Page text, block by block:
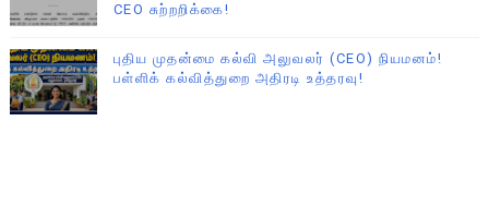
CEO சுற்றறிக்கை!
புதிய முதன்மை கல்வி அலுவலர் (CEO) நியமனம்!
பள்ளிக் கல்வித்துறை அதிரடி உத்தரவு!